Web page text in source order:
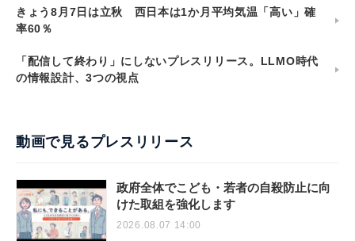
きょう8月7日は立秋 西日本は1か月平均気温「高い」確
率60％
「配信して終わり」にしないプレスリリース。LLMO時代
の情報設計、3つの視点
動画で見るプレスリリース
政府全体でこども・若者の自殺防止に向
けた取組を強化します
2026.08.07 14:00